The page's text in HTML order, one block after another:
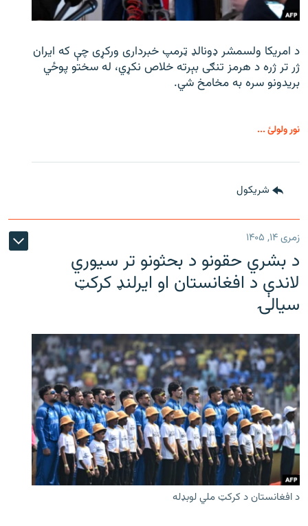
د امریکا ولسمشر ډونالډ ټرمپ خبرداری ورکړی چې که ایران
ژر تر ژره د هرمز تنګی بېرته خلاص نکړي، له سختو پوځي
بریدونو سره به مخامخ شي.
نور ولولئ ...
شريکول
زمری ۱۴, ۱۴۰۵
د بشري حقونو د بحثونو تر سیوري
لاندې د افغانستان او ایرلنډ کرکټ
سیالۍ
د افغانستان د کرکټ ملي لوبډله